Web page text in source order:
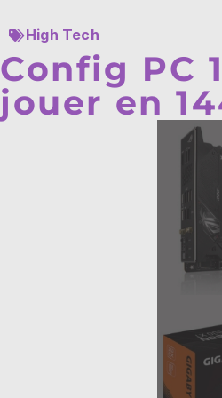
High Tech
Config PC
jouer en